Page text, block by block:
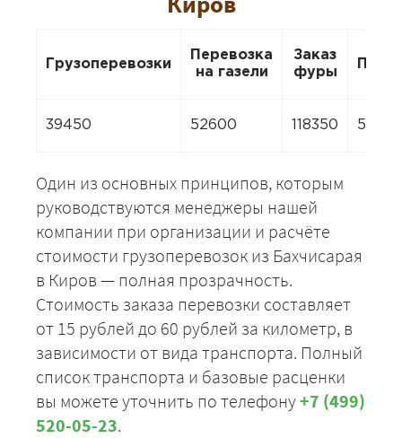
Грузоперевозки
Перевозка
на газели
Заказ
фуры
39450 52600 118350
Один из основных принципов, которым
руководствуются менеджеры нашей
компании при организации и расчёте
стоимости грузоперевозок из Бахчисарая
в Киров — полная прозрачность.
Стоимость заказа перевозки составляет
от 15 рублей до 60 рублей за километр, в
зависимости от вида транспорта. Полный
список транспорта и базовые расценки
вы можете уточнить по телефону+7 (499)
520-05-23.